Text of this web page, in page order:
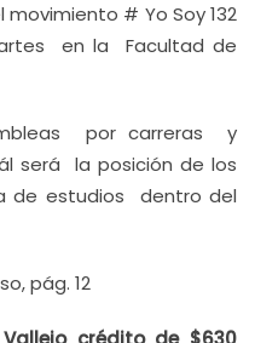
# Yo Soy 132
en la Facultad de
por carreras y
será la posición de los
de estudios dentro del
pág. 12